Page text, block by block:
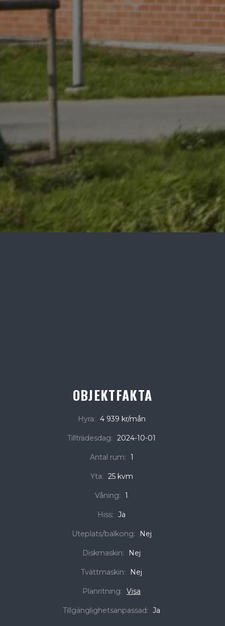
OBJEKTFAKTA
Hyra: 4 939 kr/mån
Tillträdesdag: 2024-10-01
Antal rum: 1
Yta: 25 kvm
Våning: 1
Hiss: Ja
Uteplats/balkong: Nej
Diskmaskin: Nej
Tvättmaskin: Nej
Planritning: Visa
Tillgänglighetsanpassad: Ja